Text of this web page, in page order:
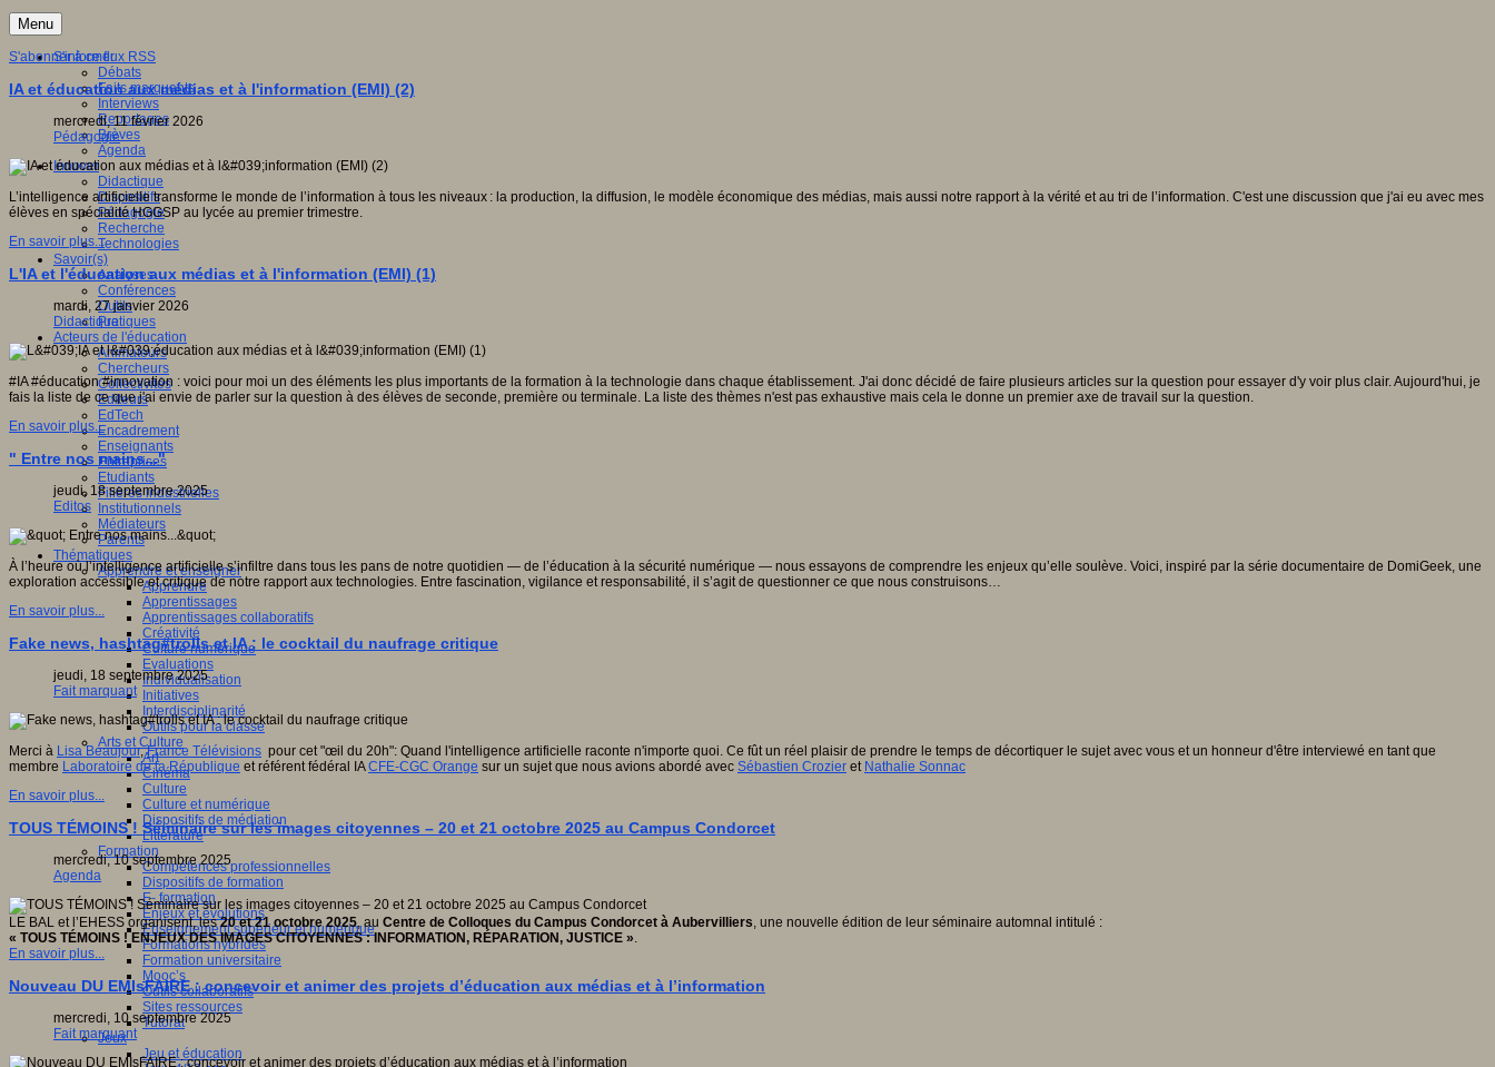
Menu
S'informer
Débats
Faits marquants
Interviews
Reportages
Brèves
Agenda
Innover
Didactique
Dispositifs
Pédagogie
Recherche
Technologies
Savoir(s)
Analyses
Conférences
Outils
Pratiques
Acteurs de l'éducation
Animateurs
Chercheurs
Collectivités
Editeurs
EdTech
Encadrement
Enseignants
Entreprises
Etudiants
Filières industrielles
Institutionnels
Médiateurs
Parents
Thématiques
Apprendre et enseigner
Apprendre
Apprentissages
Apprentissages collaboratifs
Créativité
Culture numérique
Evaluations
Individualisation
Initiatives
Interdisciplinarité
Outils pour la classe
Arts et Culture
Art
Cinéma
Culture
Culture et numérique
Dispositifs de médiation
Littérature
Formation
Compétences professionnelles
Dispositifs de formation
E- formation
Enjeux et évolutions
Enseignement supérieur et numérique
Formations hybrides
Formation universitaire
Mooc’s
Outils collaboratifs
Sites ressources
Tutorat
Jeux
Jeu et éducation
S'abonner à ce flux RSS
IA et éducation aux médias et à l'information (EMI) (2)
mercredi, 11 février 2026
Pédagogie
L’intelligence artificielle transforme le monde de l’information à tous les niveaux : la production, la diffusion, le modèle économique des médias, mais aussi notre rapport à la vérité et au tri de l’information. C'est une discussion que j'ai eu avec mes
élèves en spécialité HGGSP au lycée au premier trimestre.
En savoir plus...
L'IA et l'éducation aux médias et à l'information (EMI) (1)
mardi, 27 janvier 2026
Didactique
#IA #éducation #innovation : voici pour moi un des éléments les plus importants de la formation à la technologie dans chaque établissement. J'ai donc décidé de faire plusieurs articles sur la question pour essayer d'y voir plus clair. Aujourd'hui, je
fais la liste de ce que j'ai envie de parler sur la question à des élèves de seconde, première ou terminale. La liste des thèmes n'est pas exhaustive mais cela le donne un premier axe de travail sur la question.
En savoir plus...
" Entre nos mains..."
jeudi, 18 septembre 2025
Editos
À l’heure où l’intelligence artificielle s’infiltre dans tous les pans de notre quotidien — de l’éducation à la sécurité numérique — nous essayons de comprendre les enjeux qu’elle soulève. Voici, inspiré par la série documentaire de DomiGeek, une
exploration accessible et critique de notre rapport aux technologies. Entre fascination, vigilance et responsabilité, il s’agit de questionner ce que nous construisons…
En savoir plus...
Fake news, hashtag#trolls et IA : le cocktail du naufrage critique
jeudi, 18 septembre 2025
Fait marquant
Merci à Lisa Beaujour,France Télévisions pour cet "œil du 20h": Quand l'intelligence artificielle raconte n'importe quoi. Ce fût un réel plaisir de prendre le temps de décortiquer le sujet avec vous et un honneur d'être interviewé en tant que
membre Laboratoire de la République et référent fédéral IACFE-CGC Orange sur un sujet que nous avions abordé avec Sébastien Crozier et Nathalie Sonnac
En savoir plus...
TOUS TÉMOINS ! Séminaire sur les images citoyennes – 20 et 21 octobre 2025 au Campus Condorcet
mercredi, 10 septembre 2025
Agenda
LE BAL et l’EHESS organisent, les20 et 21 octobre 2025, au Centre de Colloques du Campus Condorcet à Aubervilliers, une nouvelle édition de leur séminaire automnal intitulé :
« TOUS TÉMOINS ! ENJEUX DES IMAGES CITOYENNES : INFORMATION, RÉPARATION, JUSTICE ».
En savoir plus...
Nouveau DU EMIsFAIRE : concevoir et animer des projets d’éducation aux médias et à l’information
mercredi, 10 septembre 2025
Fait marquant